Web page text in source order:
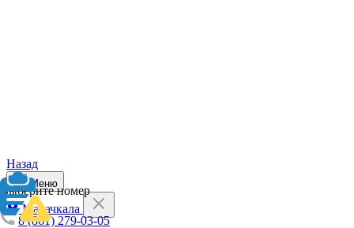
Назад
Выберите номер
8 (861) 279-03-05
Меню
Махачкала